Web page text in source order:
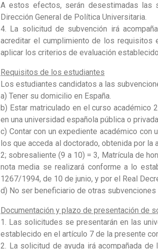
A estos efectos, serán desestimadas las
Dirección General de Política Universitaria.
4. La solicitud de subvención irá
acreditar el cumplimiento de los requisitos
aplicar los criterios de evaluación
Requisitos de los estudiantes
Los estudiantes candidatos a las
a) Tener su domicilio en España.
b) Estar matriculado en el curso
en una universidad española pública o
c) Contar con un expediente académico
los que acceda al doctorado, obtenida por la
2; sobresaliente (9 a 10) = 3, Matrícula de
nota media se realizará conforme a lo
1267/1994, de 10 de junio, y por el Real
d) No ser beneficiario de otras
Documentación y plazo de presentación de
1. Las solicitudes se presentarán en las
establecido en el artículo 7 de la presente
2. La solicitud de ayuda irá acompañada